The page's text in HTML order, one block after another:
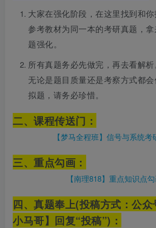
大家在强化阶段，在这里找到和
参考教材为同一本的考研真题，
题强化。
所有真题务必先做完，再去看解析
无论是题目质量还是考察方式都
拟题，请务必珍惜。
二、课程传送门：
【梦马全程班】信号与系统考
三、重点勾画 ：
【南理818】重点知识点
四、真题奉上(投稿方式：公
小马哥】回复“投稿”)：